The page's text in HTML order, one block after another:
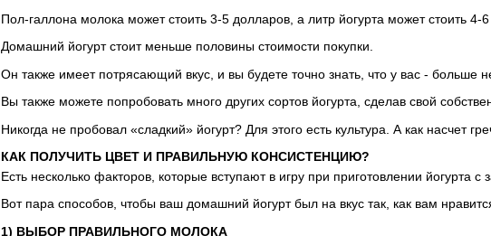
Пол-галлона молока может стоить 3-5 долларов, а литр йогурта может стоить 4-6
Домашний йогурт стоит меньше половины стоимости покупки.
Он также имеет потрясающий вкус, и вы будете точно знать, что у вас - больше
Вы также можете попробовать много других сортов йогурта, сделав свой
Никогда не пробовал «сладкий» йогурт? Для этого есть культура. А как насчет
КАК ПОЛУЧИТЬ ЦВЕТ И ПРАВИЛЬНУЮ КОНСИСТЕНЦИЮ?
Есть несколько факторов, которые вступают в игру при приготовлении йогурта с
Вот пара способов, чтобы ваш домашний йогурт был на вкус так, как вам
1) ВЫБОР ПРАВИЛЬНОГО МОЛОКА